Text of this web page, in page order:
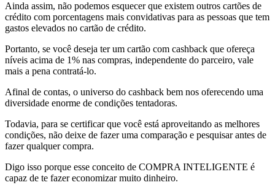
Ainda assim, não podemos esquecer que existem outros cartões de
crédito com porcentagens mais convidativas para as pessoas que tem
gastos elevados no cartão de crédito.
Portanto, se você deseja ter um cartão com cashback que ofereça
níveis acima de 1% nas compras, independente do parceiro, vale
mais a pena contratá-lo.
Afinal de contas, o universo do cashback bem nos oferecendo uma
diversidade enorme de condições tentadoras.
Todavia, para se certificar que você está aproveitando as melhores
condições, não deixe de fazer uma comparação e pesquisar antes de
fazer qualquer compra.
Digo isso porque esse conceito de COMPRA INTELIGENTE é
capaz de te fazer economizar muito dinheiro.